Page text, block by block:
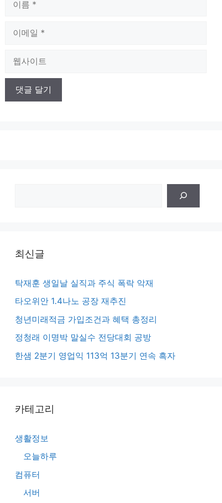
최신글
탁재훈 생일날 실직과 주식 폭락 악재
타오위안 1.4나노 공장 재추진
청년미래적금 가입조건과 혜택 총정리
정청래 이명박 말실수 전당대회 공방
한샘 2분기 영업익 113억 13분기 연속 흑자
카테고리
생활정보
오늘하루
컴퓨터
서버